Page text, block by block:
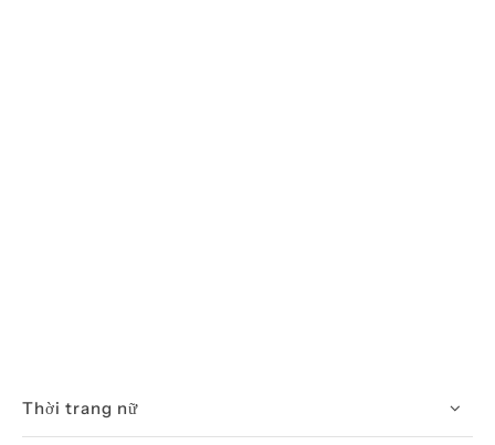
Thời trang nữ